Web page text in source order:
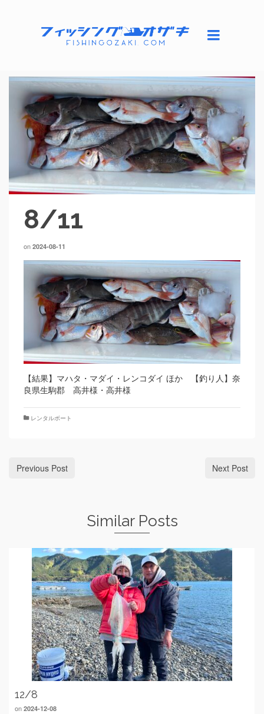
8/11
on 2024-08-11
【結果】マハタ・マダイ・レンコダイ ほか 【釣り人】奈
良県生駒郡 高井様・高井様
レンタルボート
Previous Post Next Post
Similar Posts
12/8
on 2024-12-08